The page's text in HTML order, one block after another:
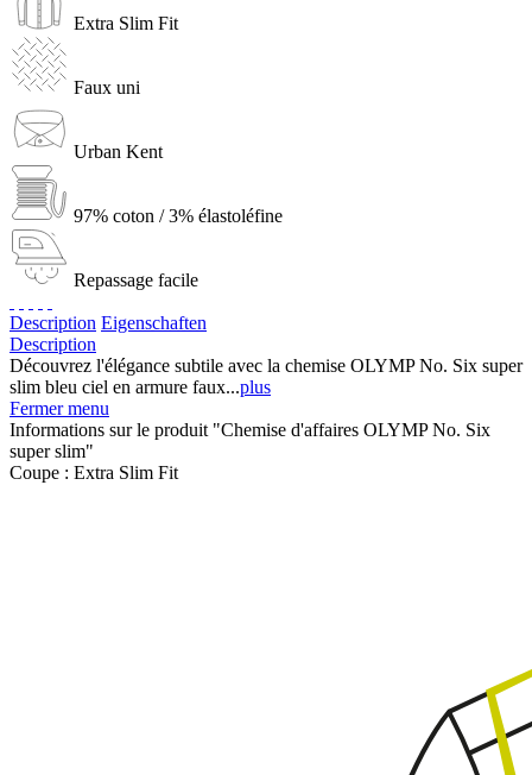
Extra Slim Fit
Faux uni
Urban Kent
97% coton / 3% élastoléfine
Repassage facile
Description Eigenschaften
Description
Découvrez l'élégance subtile avec la chemise OLYMP No. Six super
slim bleu ciel en armure faux...plus
Fermer menu
Informations sur le produit "Chemise d'affaires OLYMP No. Six
super slim"
Coupe : Extra Slim Fit